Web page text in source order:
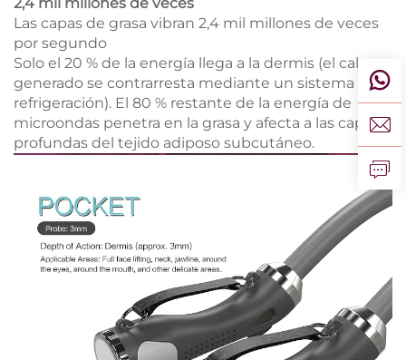
Las capas de grasa vibran 2,4 mil millones de veces
por segundo
Solo el 20 % de la energía llega a la dermis (el calor
generado se contrarresta mediante un sistema de
refrigeración). El 80 % restante de la energía de
microondas penetra en la grasa y afecta a las capas
profundas del tejido adiposo subcutáneo.